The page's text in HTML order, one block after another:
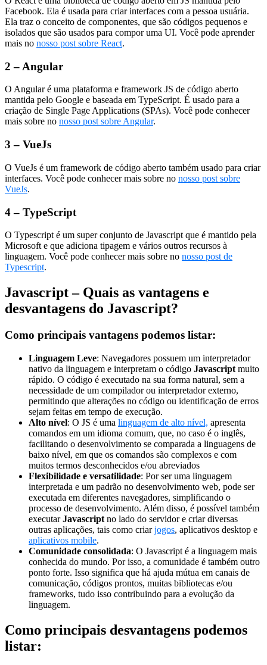
Facebook. Ela é usada para criar interfaces com a pessoa usuária.
Ela traz o conceito de componentes, que são códigos pequenos e
isolados que são usados para compor uma UI. Você pode aprender
mais no nosso post sobre React.
2 – Angular
O Angular é uma plataforma e framework JS de código aberto
mantida pelo Google e baseada em TypeScript. É usado para a
criação de Single Page Applications (SPAs). Você pode conhecer
mais sobre no nosso post sobre Angular.
3 – VueJs
O VueJs é um framework de código aberto também usado para criar
interfaces. Você pode conhecer mais sobre no nosso post sobre
VueJs.
4 – TypeScript
O Typescript é um super conjunto de Javascript que é mantido pela
Microsoft e que adiciona tipagem e vários outros recursos à
linguagem. Você pode conhecer mais sobre no nosso post de
Typescript.
Javascript – Quais as vantagens e
desvantagens do Javascript?
Como principais vantagens podemos listar:
Linguagem Leve: Navegadores possuem um interpretador
nativo da linguagem e interpretam o código Javascript muito
rápido. O código é executado na sua forma natural, sem a
necessidade de um compilador ou interpretador externo,
permitindo que alterações no código ou identificação de erros
sejam feitas em tempo de execução.
Alto nível: O JS é uma linguagem de alto nível, apresenta
comandos em um idioma comum, que, no caso é o inglês,
facilitando o desenvolvimento se comparada a linguagens de
baixo nível, em que os comandos são complexos e com
muitos termos desconhecidos e/ou abreviados
Flexibilidade e versatilidade: Por ser uma linguagem
interpretada e um padrão no desenvolvimento web, pode ser
executada em diferentes navegadores, simplificando o
processo de desenvolvimento. Além disso, é possível também
executarJavascript no lado do servidor e criar diversas
outras aplicações, tais como criarjogos, aplicativos desktop e
aplicativos mobile.
Comunidade consolidada: O Javascript é a linguagem mais
conhecida do mundo. Por isso, a comunidade é também outro
ponto forte. Isso significa que há ajuda mútua em canais de
comunicação, códigos prontos, muitas bibliotecas e/ou
frameworks, tudo isso contribuindo para a evolução da
linguagem.
Como principais desvantagens podemos
listar: